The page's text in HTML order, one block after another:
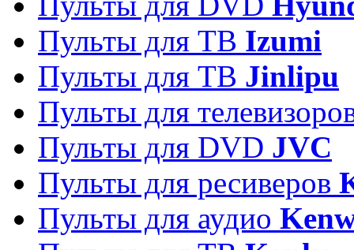
Пульты для ТВ Izumi
Пульты для ТВ Jinlipu
Пульты для
Пульты для DVD JVC
Пульты для ресиверов
Пульты для аудио